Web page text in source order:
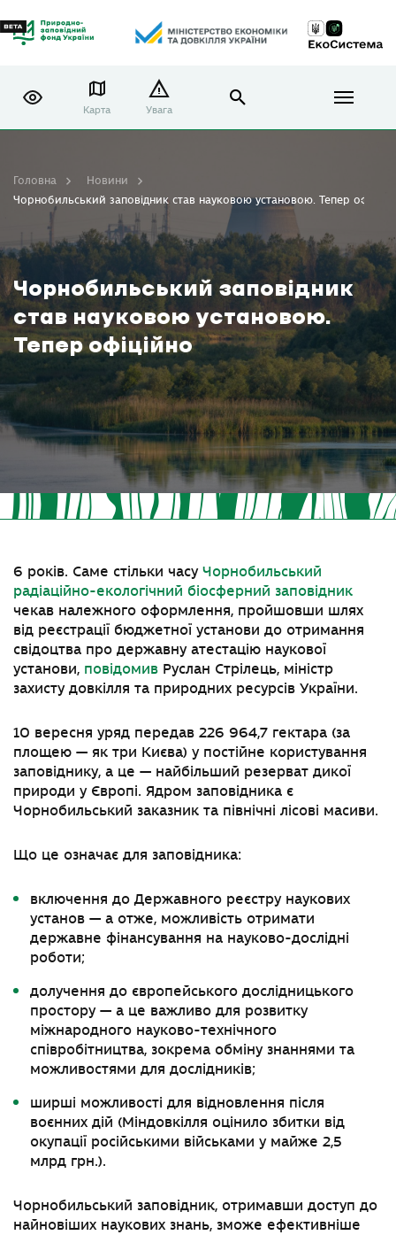
Карта Увага
Чорнобильський заповідник
став науковою установою.
Тепер офіційно
Головна
Новини
Чорнобильський заповідник став науковою установою. Тепер
6 років. Саме стільки часу Чорнобильський
радіаційно-екологічний біосферний заповідник
чекав належного оформлення, пройшовши шлях
від реєстрації бюджетної установи до отримання
свідоцтва про державну атестацію наукової
установи, повідомив Руслан Стрілець, міністр
захисту довкілля та природних ресурсів України.
10 вересня уряд передав 226 964,7 гектара (за
площею — як три Києва) у постійне користування
заповіднику, а це — найбільший резерват дикої
природи у Європі. Ядром заповідника є
Чорнобильський заказник та північні лісові масиви.
Що це означає для заповідника:
включення до Державного реєстру наукових
установ — а отже, можливість отримати
державне фінансування на науково-дослідні
роботи;
долучення до європейського дослідницького
простору — а це важливо для розвитку
міжнародного науково-технічного
співробітництва, зокрема обміну знаннями та
можливостями для дослідників;
ширші можливості для відновлення після
воєнних дій (Міндовкілля оцінило збитки від
окупації російськими військами у майже 2,5
млрд грн.).
Чорнобильський заповідник, отримавши доступ до
найновіших наукових знань, зможе ефективніше